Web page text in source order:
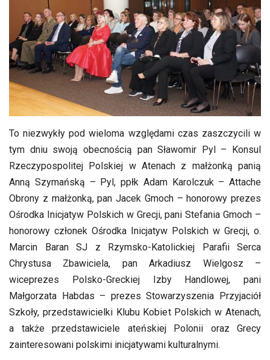
To niezwykły pod wieloma względami czas zaszczycili w
tym dniu swoją obecnością pan Sławomir Pyl – Konsul
Rzeczypospolitej Polskiej w Atenach z małżonką panią
Anną Szymańską – Pyl, ppłk Adam Karolczuk – Attache
Obrony z małżonką, pan Jacek Gmoch – honorowy prezes
Ośrodka Inicjatyw Polskich w Grecji, pani Stefania Gmoch –
honorowy członek Ośrodka Inicjatyw Polskich w Grecji, o.
Marcin Baran SJ z Rzymsko-Katolickiej Parafii Serca
Chrystusa Zbawiciela, pan Arkadiusz Wielgosz –
wiceprezes Polsko-Greckiej Izby Handlowej, pani
Małgorzata Habdas – prezes Stowarzyszenia Przyjaciół
Szkoły, przedstawicielki Klubu Kobiet Polskich w Atenach,
a także przedstawiciele ateńskiej Polonii oraz Grecy
zainteresowani polskimi inicjatywami kulturalnymi.